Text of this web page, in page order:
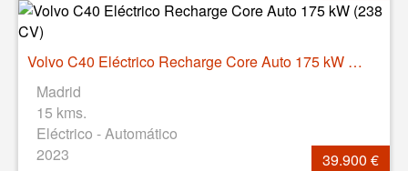
Volvo C40 Eléctrico Recharge Core Auto 175 kW (238 CV)
Madrid
15 kms.
Eléctrico - Automático
2023
39.900 €